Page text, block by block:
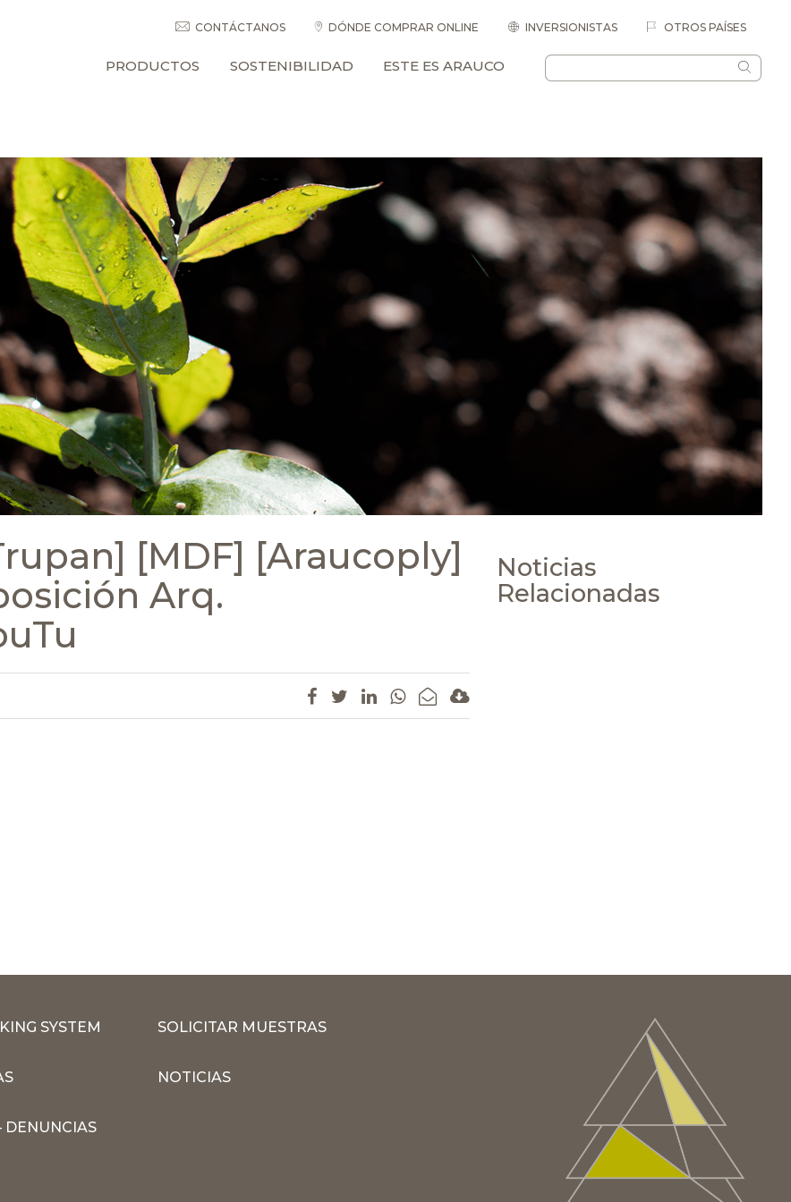
CONTÁCTANOS DÓNDE COMPRAR ONLINE INVERSIONISTAS OTROS PAÍSES
PRODUCTOS SOSTENIBILIDAD ESTE ES ARAUCO
[MDF] [Araucoply]
Arq.
Noticias
Relacionadas
SYSTEM SOLICITAR MUESTRAS
NOTICIAS
DENUNCIAS